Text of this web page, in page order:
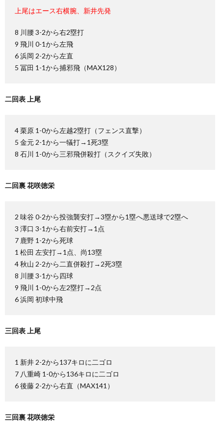
上尾はエース右横腕、新井先発
8 川腰 3-2から右2塁打
9 飛川 0-1から左飛
6 浜岡 2-2から左直
5 冨田 1-1から捕邪飛（MAX128）
二回表 上尾
4 栗原 1-0から左越2塁打（フェンス直撃）
5 金元 2-1から一犠打→1死3塁
8 石川 1-0から三邪飛併殺打（スクイズ失敗）
二回裏 花咲徳栄
2 味谷 0-2から投強襲安打→3塁から1塁へ悪送球で2塁へ
3 澤口 3-1から右前安打→1点
7 鹿野 1-2から死球
1 松田 左安打→1点、尚13塁
4 秋山 2-2から二直併殺打→2死3塁
8 川腰 3-1から四球
9 飛川 1-0から左2塁打→2点
6 浜岡 初球中飛
三回表 上尾
1 新井 2-2から137キロに二ゴロ
7 八重崎 1-0から136キロに二ゴロ
6 後藤 2-2から右直（MAX141）
三回裏 花咲徳栄